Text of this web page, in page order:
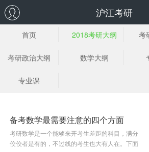
沪江考研
首页 2018考研大纲 考
考研政治大纲 数学大纲
专业课
备考数学最需要注意的四个方面
考研数学是一个能够来开考生差距的科目，满分
佼佼者是有的，不过线的考生也大有人在。下面